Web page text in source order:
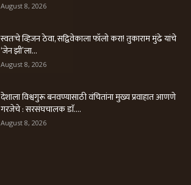
August 8, 2026
स्वतःचे व्हिजन ठेवा, सद्विवेकाला फॉलो करा! तुकाराम मुंढे यांचे
‘जेन झी’ला...
August 8, 2026
देशाला विश्वगुरू बनवण्यासाठी वंचितांना मुख्य प्रवाहात आणणे
गरजेचे : सरसंघचालक डाॅ....
August 8, 2026